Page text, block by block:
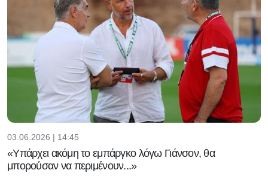
03.06.2026 | 14:45
«Υπάρχει ακόμη το εμπάργκο λόγω Γιάνσον, θα
μπορούσαν να περιμένουν...»